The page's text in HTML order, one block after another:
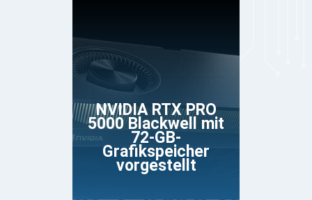
NVIDIA RTX PRO
5000 Blackwell mit
72-GB-
Grafikspeicher
vorgestellt